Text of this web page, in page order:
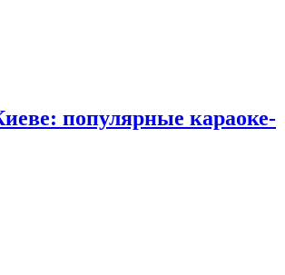
популярные караоке-